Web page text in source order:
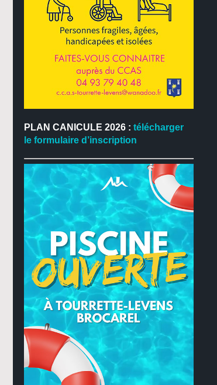
PLAN CANICULE 2026 : télécharger
le formulaire d’inscription